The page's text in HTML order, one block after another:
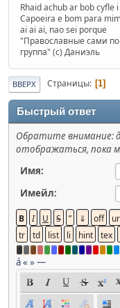
Rhaid achub ar bob cyfle
Capoeira e bom para
ai ai ai, nao sei porque
"Православные сами
группа" (с) Даниэль
ВВЕРХ Страницы 1
Быстрый ответ
Обратите внимание:
отображаться, пока
Имя:
Имейл:
á« »—